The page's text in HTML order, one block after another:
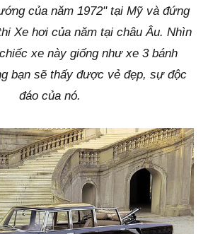
của năm 1972" tại Mỹ và đứng
Xe hơi của năm tại châu Âu. Nhìn
xe này giống như xe 3 bánh
bạn sẽ thấy được vẻ đẹp, sự độc
đáo của nó.